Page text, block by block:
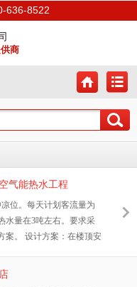
636-8522
商
气能热水工程
位。每天计划客流量为
水量在3吨左右。要求采
案。 设计方案：在楼顶安
，增压供水，定温回